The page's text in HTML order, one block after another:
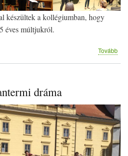
készültek a kollégiumban, hogy
éves múltjukról.
Tovább(15
dráma